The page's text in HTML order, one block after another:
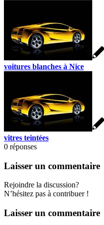
voitures blanches à Nice
vitres teintées
0 réponses
Laisser un commentaire
Rejoindre la discussion?
N’hésitez pas à contribuer !
Laisser un commentaire